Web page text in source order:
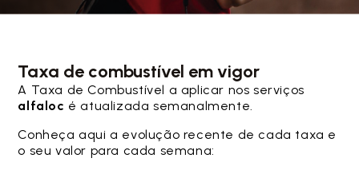
Taxa de combustível em vigor
A Taxa de Combustível a aplicar nos serviços
alfaloc é atualizada semanalmente.
Conheça aqui a evolução recente de cada taxa e
o seu valor para cada semana: